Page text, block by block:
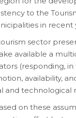
to the
in recent
sector
available a
(responding,
availability,
and technological
on these